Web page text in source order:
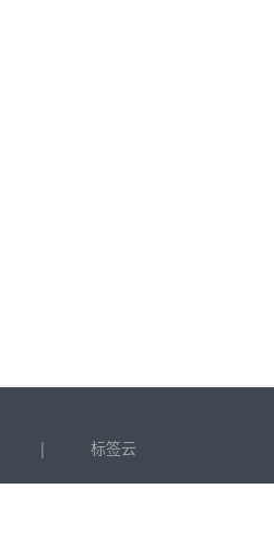
| 标签云